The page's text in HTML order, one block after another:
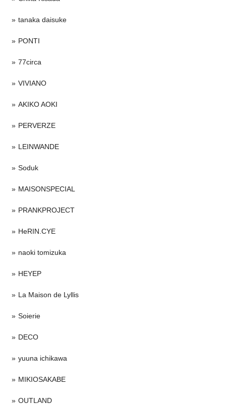
tanaka daisuke
PONTI
77circa
VIVIANO
AKIKO AOKI
PERVERZE
LEINWANDE
Soduk
MAISONSPECIAL
PRANKPROJECT
HeRIN.CYE
naoki tomizuka
HEYEP
La Maison de Lyllis
Soierie
DECO
yuuna ichikawa
MIKIOSAKABE
OUTLAND